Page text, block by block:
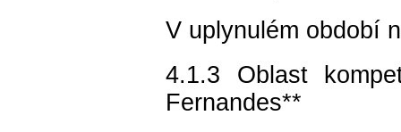
V uplynulém období
4.1.3 Oblast
Fernandes**